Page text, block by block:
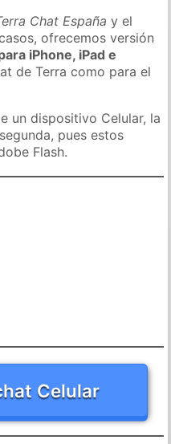
Chat España y el
ofrecemos versión
iPhone, iPad e
de Terra como para el
un dispositivo Celular, la
pues estos
Flash.
Celular